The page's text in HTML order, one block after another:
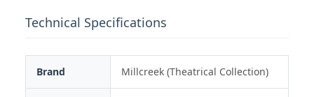
Technical Specifications
Brand Millcreek (Theatrical Collection)